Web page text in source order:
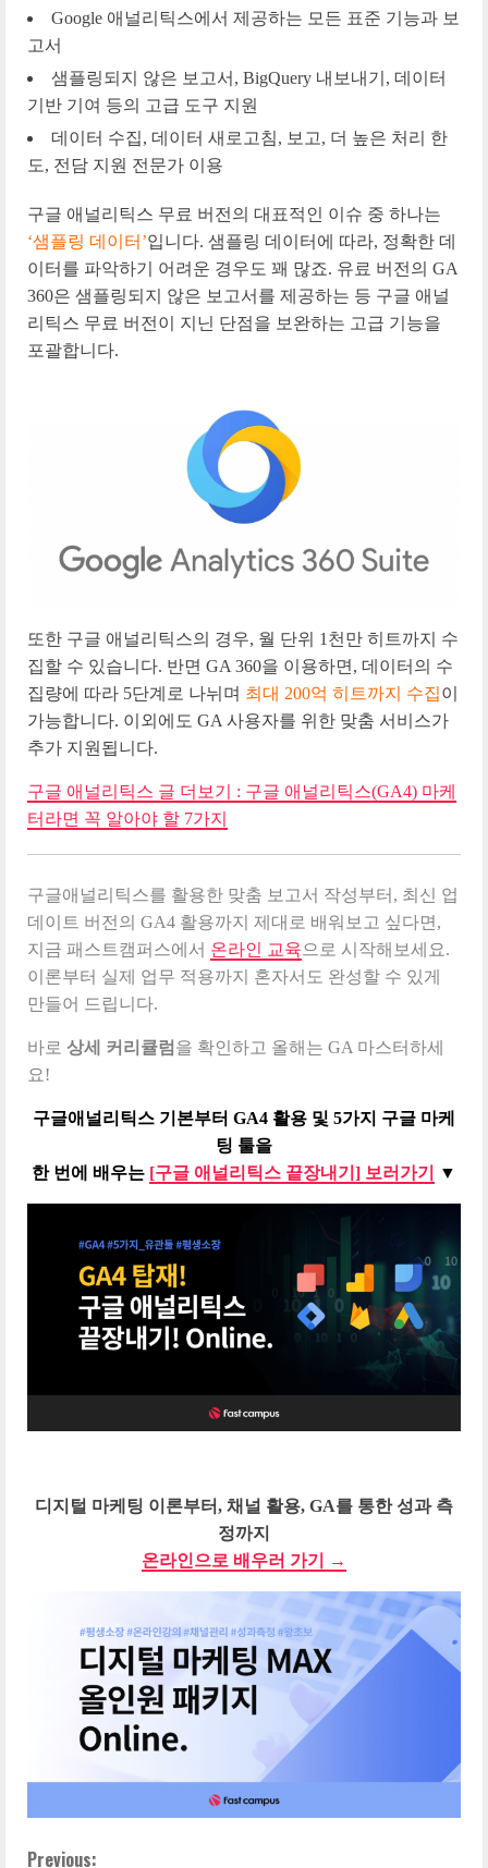
Google 애널리틱스에서 제공하는 모든 표준 기능과 보
고서
샘플링되지 않은 보고서, BigQuery 내보내기, 데이터
기반 기여 등의 고급 도구 지원
데이터 수집, 데이터 새로고침, 보고, 더 높은 처리 한
도, 전담 지원 전문가 이용
구글 애널리틱스 무료 버전의 대표적인 이슈 중 하나는
‘샘플링 데이터’입니다. 샘플링 데이터에 따라, 정확한 데
이터를 파악하기 어려운 경우도 꽤 많죠. 유료 버전의 GA
360은 샘플링되지 않은 보고서를 제공하는 등 구글 애널
리틱스 무료 버전이 지닌 단점을 보완하는 고급 기능을
포괄합니다.
또한 구글 애널리틱스의 경우, 월 단위 1천만 히트까지 수
집할 수 있습니다. 반면 GA 360을 이용하면, 데이터의 수
집량에 따라 5단계로 나뉘며 최대 200억 히트까지 수집이
가능합니다. 이외에도 GA 사용자를 위한 맞춤 서비스가
추가 지원됩니다.
구글 애널리틱스 글 더보기 : 구글 애널리틱스(GA4) 마케
터라면 꼭 알아야 할 7가지
구글애널리틱스를 활용한 맞춤 보고서 작성부터, 최신 업
데이트 버전의 GA4 활용까지 제대로 배워보고 싶다면,
지금 패스트캠퍼스에서 온라인 교육으로 시작해보세요.
이론부터 실제 업무 적용까지 혼자서도 완성할 수 있게
만들어 드립니다.
바로 상세 커리큘럼 을 확인하고 올해는 GA 마스터하세
요!
구글애널리틱스 기본부터 GA4 활용 및 5가지 구글 마케
팅 툴을
한 번에 배우는 [구글 애널리틱스 끝장내기] 보러가기 ▼
디지털 마케팅 이론부터, 채널 활용, GA를 통한 성과 측
정까지
온라인으로 배우러 가기 →
Previous: